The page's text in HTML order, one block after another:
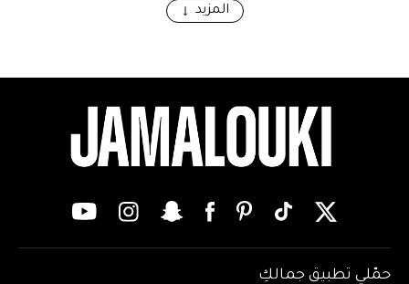
المزيد
حمّلي تطبيق جمالكِ